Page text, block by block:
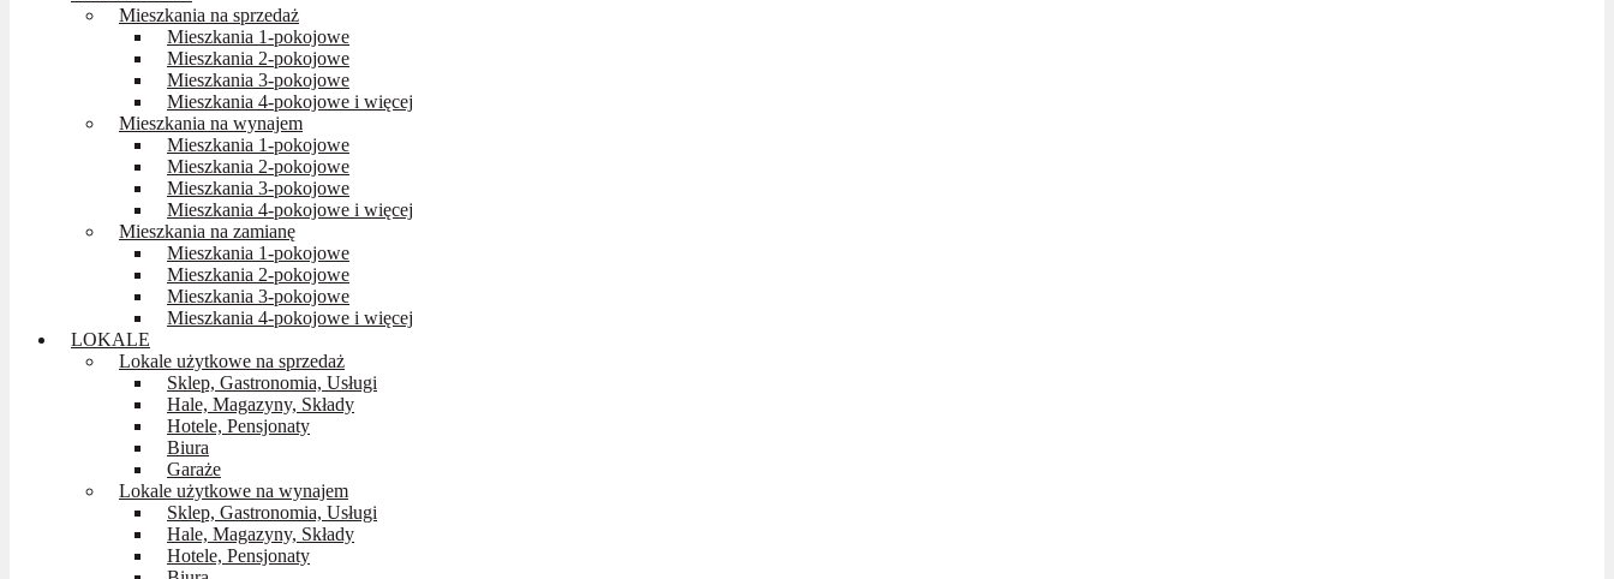
Mieszkania na sprzedaż
Mieszkania 1-pokojowe
Mieszkania 2-pokojowe
Mieszkania 3-pokojowe
Mieszkania 4-pokojowe i więcej
Mieszkania na wynajem
Mieszkania 1-pokojowe
Mieszkania 2-pokojowe
Mieszkania 3-pokojowe
Mieszkania 4-pokojowe i więcej
Mieszkania na zamianę
Mieszkania 1-pokojowe
Mieszkania 2-pokojowe
Mieszkania 3-pokojowe
Mieszkania 4-pokojowe i więcej
LOKALE
Lokale użytkowe na sprzedaż
Sklep, Gastronomia, Usługi
Hale, Magazyny, Składy
Hotele, Pensjonaty
Biura
Garaże
Lokale użytkowe na wynajem
Sklep, Gastronomia, Usługi
Hale, Magazyny, Składy
Hotele, Pensjonaty